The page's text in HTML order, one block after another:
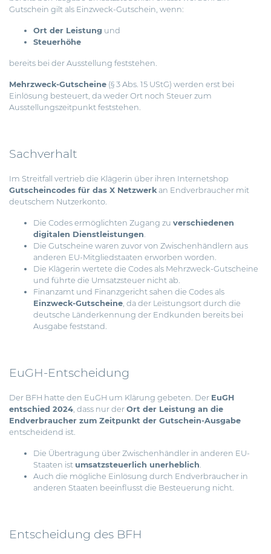
Gutschein gilt als Einzweck-Gutschein, wenn:
Ort der Leistung und
Steuerhöhe
bereits bei der Ausstellung feststehen.
Mehrzweck-Gutscheine (§ 3 Abs. 15 UStG) werden erst bei
Einlösung besteuert, da weder Ort noch Steuer zum
Ausstellungszeitpunkt feststehen.
Sachverhalt
Im Streitfall vertrieb die Klägerin über ihren Internetshop
Gutscheincodes für das X Netzwerk an Endverbraucher mit
deutschem Nutzerkonto.
Die Codes ermöglichten Zugang zu verschiedenen
digitalen Dienstleistungen.
Die Gutscheine waren zuvor von Zwischenhändlern aus
anderen EU-Mitgliedstaaten erworben worden.
Die Klägerin wertete die Codes als Mehrzweck-Gutscheine
und führte die Umsatzsteuer nicht ab.
Finanzamt und Finanzgericht sahen die Codes als
Einzweck-Gutscheine, da der Leistungsort durch die
deutsche Länderkennung der Endkunden bereits bei
Ausgabe feststand.
EuGH-Entscheidung
Der BFH hatte den EuGH um Klärung gebeten. Der EuGH
entschied 2024, dass nur der Ort der Leistung an die
Endverbraucher zum Zeitpunkt der Gutschein-Ausgabe
entscheidend ist.
Die Übertragung über Zwischenhändler in anderen EU-
Staaten ist umsatzsteuerlich unerheblich.
Auch die mögliche Einlösung durch Endverbraucher in
anderen Staaten beeinflusst die Besteuerung nicht.
Entscheidung des BFH